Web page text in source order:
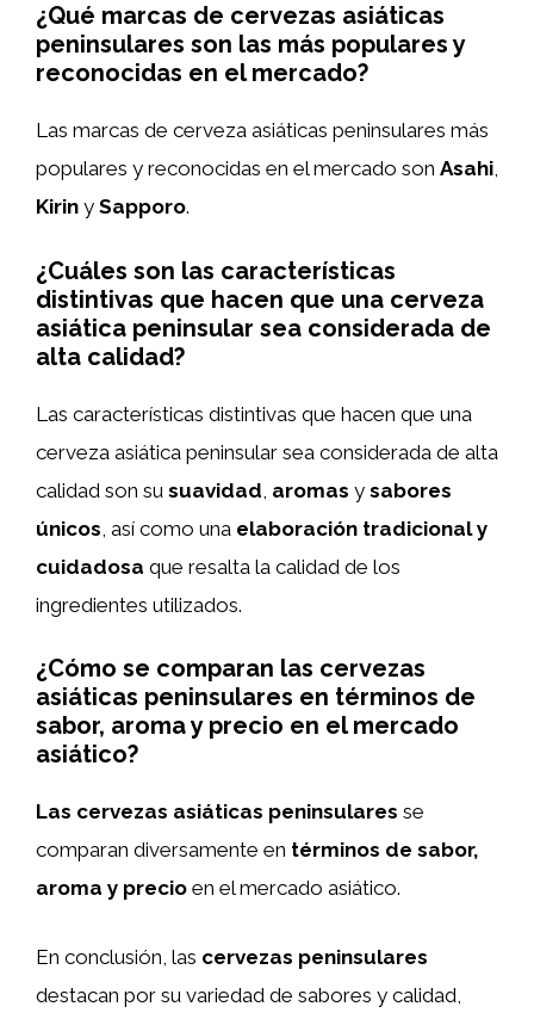
¿Qué marcas de cervezas asiáticas
peninsulares son las más populares y
reconocidas en el mercado?
Las marcas de cerveza asiáticas peninsulares más
populares y reconocidas en el mercado son Asahi,
Kirin y Sapporo.
¿Cuáles son las características
distintivas que hacen que una cerveza
asiática peninsular sea considerada de
alta calidad?
Las características distintivas que hacen que una
cerveza asiática peninsular sea considerada de alta
calidad son su suavidad aromas y sabores
únicos , así como una elaboración tradicional y
cuidadosa que resalta la calidad de los
ingredientes utilizados.
¿Cómo se comparan las cervezas
asiáticas peninsulares en términos de
sabor, aroma y precio en el mercado
asiático?
Las cervezas asiáticas peninsulares se
comparan diversamente en términos de sabor,
aroma y precio en el mercado asiático.
En conclusión, las cervezas peninsulares
destacan por su variedad de sabores y calidad,